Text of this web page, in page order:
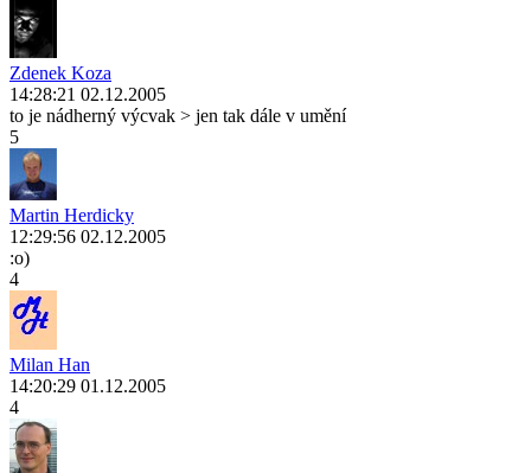
Zdenek Koza
14:28:21 02.12.2005
to je nádherný výcvak > jen tak dále v umění
5
Martin Herdicky
12:29:56 02.12.2005
:o)
4
Milan Han
14:20:29 01.12.2005
4